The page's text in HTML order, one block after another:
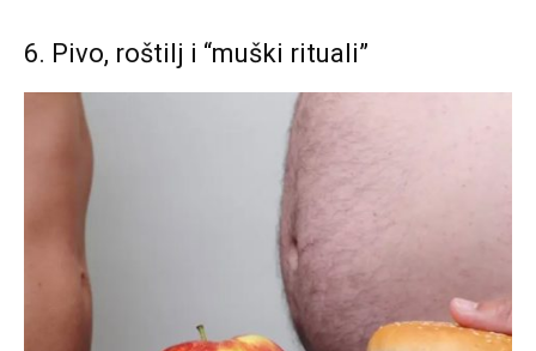
6. Pivo, roštilj i “muški rituali”